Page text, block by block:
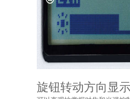
旋钮转动方向显示